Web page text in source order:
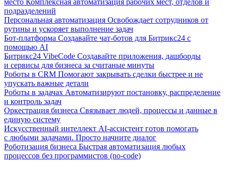
место Комплексная автоматизация рабочих мест, отделов и
подразделений
Персональная автоматизация Освобождает сотрудников от
рутины и ускоряет выполнение задач
Бот-платформа Создавайте чат-ботов для Битрикс24 с
помощью AI
Битрикс24 VibeCode Создавайте приложения, дашборды
и сервисы для бизнеса за считаные минуты
Роботы в CRM Помогают закрывать сделки быстрее и не
упускать важные детали
Роботы в задачах Автоматизируют постановку, распределение
и контроль задач
Оркестрация бизнеса Связывает людей, процессы и данные в
единую систему
Искусственный интеллект AI-ассистент готов помогать
с любыми задачами. Просто начните диалог
Роботизация бизнеса Быстрая автоматизация любых
процессов без программистов (no-code)